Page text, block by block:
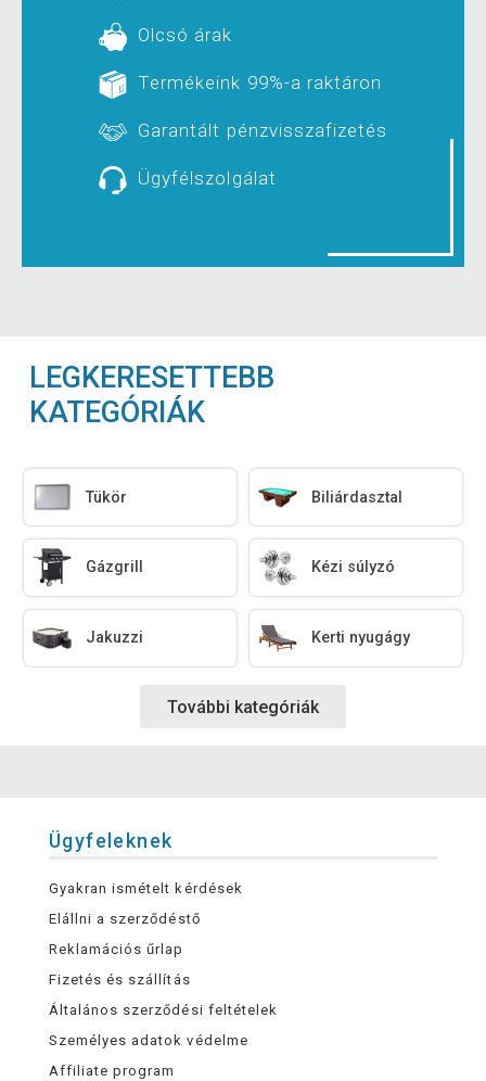
Olcsó árak
Termékeink 99%-a raktáron
Garantált pénzvisszafizetés
Ügyfélszolgálat
LEGKERESETTEBB
KATEGÓRIÁK
Tükör Biliárdasztal
Gázgrill Kézi súlyzó
Jakuzzi Kerti nyugágy
További kategóriák
Ügyfeleknek
Gyakran ismételt kérdések
Elállni a szerződéstő
Reklamációs űrlap
Fizetés és szállítás
Általános szerződési feltételek
Személyes adatok védelme
Affiliate program